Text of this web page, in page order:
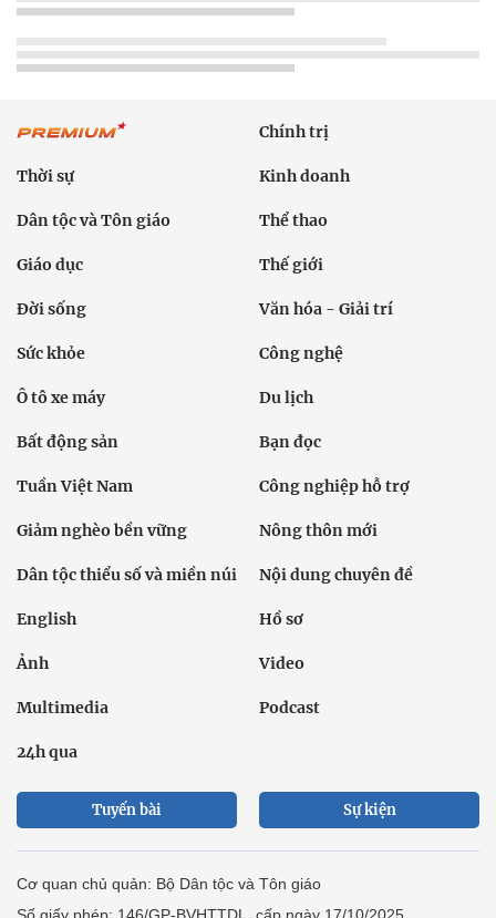
Chính trị
Thời sự Kinh doanh
Dân tộc và Tôn giáo Thể thao
Giáo dục Thế giới
Đời sống Văn hóa - Giải trí
Sức khỏe Công nghệ
Ô tô xe máy Du lịch
Bất động sản Bạn đọc
Tuần Việt Nam Công nghiệp hỗ trợ
Giảm nghèo bền vững Nông thôn mới
Dân tộc thiểu số và miền núi Nội dung chuyên đề
English Hồ sơ
Ảnh Video
Multimedia Podcast
24h qua
Tuyến bài Sự kiện
Cơ quan chủ quản: Bộ Dân tộc và Tôn giáo
Số giấy phép: 146/GP-BVHTTDL, cấp ngày 17/10/2025